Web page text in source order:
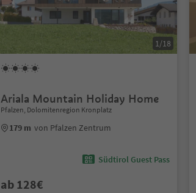
1/18
Ariala Mountain Holiday Home
Pfalzen, Dolomitenregion Kronplatz
179 m von Pfalzen Zentrum
Südtirol Guest Pass
ab 128€